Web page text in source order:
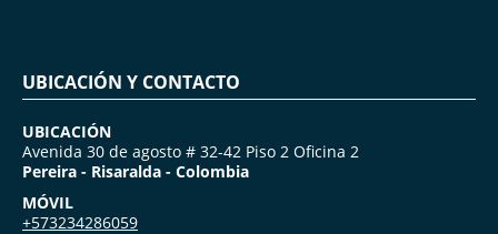
UBICACIÓN Y CONTACTO
UBICACIÓN
Avenida 30 de agosto # 32-42 Piso 2 Oficina 2
Pereira - Risaralda - Colombia
MÓVIL
+573234286059